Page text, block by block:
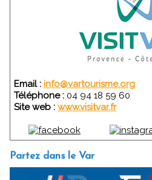
Email : info@vartourisme.org
Téléphone : 04 94 18 59 60
Site web : www.visitvar.fr
Partez dans le Var